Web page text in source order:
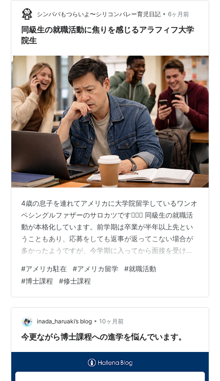
シンパパもつらいよ〜シリコンバレー育児日記 • 6ヶ月前
同級生の就職活動に焦りを感じるアラフィフ大学
院生
4歳の息子を連れてアメリカに大学院留学しているワンオ
ペシングルファザーのサロカツです🙇🏻‍♂️ 同級生の就職活
動が本格化しています。前学期は卒業が半年以上先とい
うこともあり、応募をしても返事が返ってこない場合が
多かったようですが、今学期に入ってから面接を受けて
半が金融やIT、戦略コンサルティング業界での就職を狙
っていて、「A社の面接ではこんなことを聞かれた」とか
「B社の面接官が意地悪だった」と情報交換しています。
自分は金融もITもコンサルも経験しましたが、今はどの
業界でも働く気はありません。給与水準が高いのは魅力
的ですが、ワークライフバラン…
#アメリカ駐在 #アメリカ留学 #就職活動
#博士課程 #修士課程
inada_haruaki’s blog • 10ヶ月前
今更ながら博士課程への進学を悩んでいます。